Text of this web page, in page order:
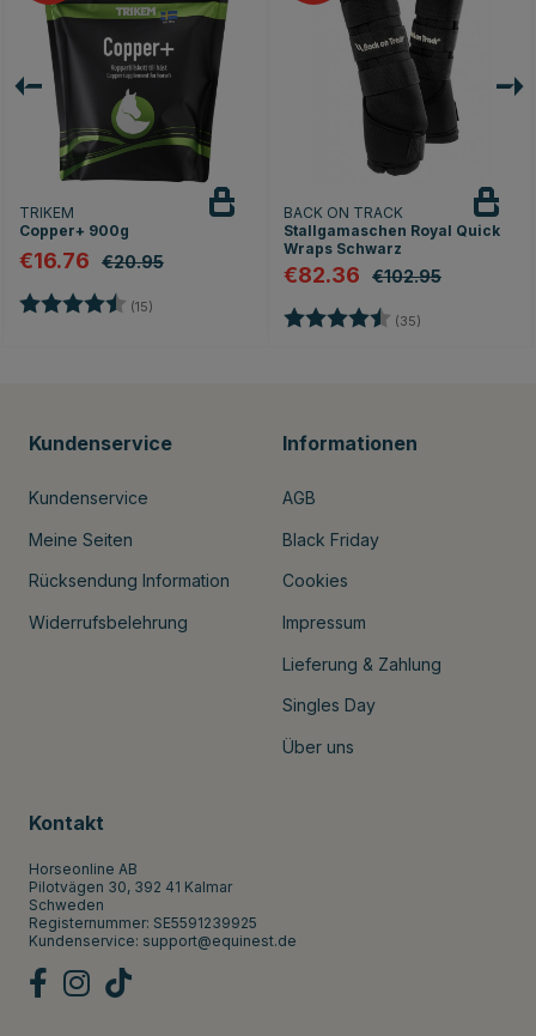
TRIKEM
Copper+ 900g
€16.76 €20.95
Bewertung: (15)
BACK ON TRACK
Stallgamaschen Royal Quick
Wraps Schwarz
€82.36 €102.95
Bewertung: (35)
Kundenservice
Kundenservice
Meine Seiten
Rücksendung Information
Widerrufsbelehrung
Informationen
AGB
Black Friday
Cookies
Impressum
Lieferung & Zahlung
Singles Day
Über uns
Kontakt
Horseonline AB
Pilotvägen 30, 392 41 Kalmar
Schweden
Registernummer: SE5591239925
Kundenservice: support@equinest.de